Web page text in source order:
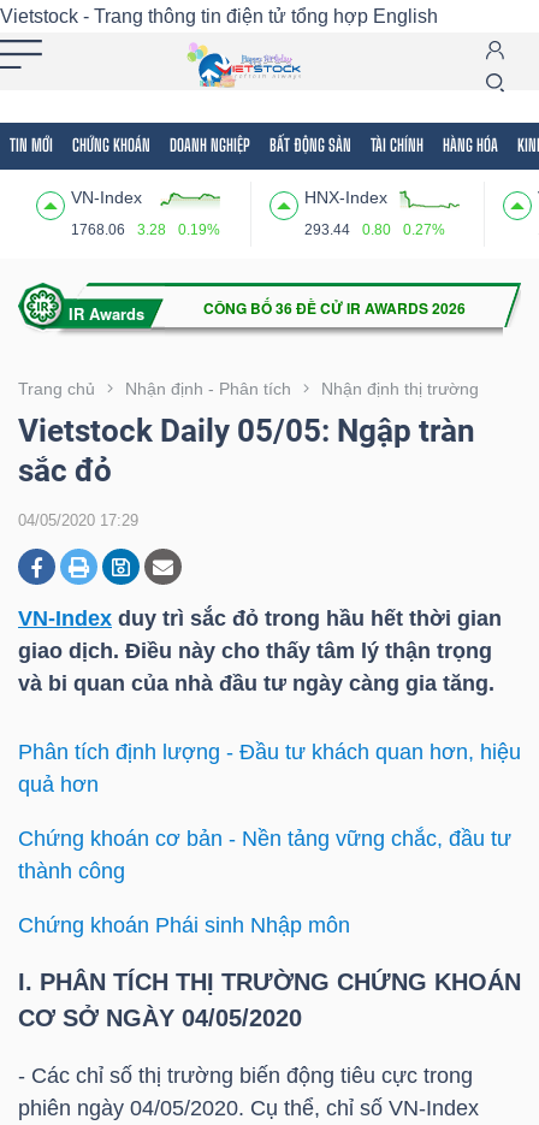
Vietstock - Trang thông tin điện tử tổng hợp English
TIN MỚI CHỨNG KHOÁN DOANH NGHIỆP BẤT ĐỘNG SẢN TÀI CHÍNH HÀNG HÓA
VN-Index
1768.06 3.28 0.19%
HNX-Index
293.44 0.80 0.27%
Trang chủ Nhận định - Phân tích Nhận định thị trường
Vietstock Daily 05/05: Ngập tràn
sắc đỏ
04/05/2020 17:29
VN-Index duy trì sắc đỏ trong hầu hết thời gian
giao dịch. Điều này cho thấy tâm lý thận trọng
và bi quan của nhà đầu tư ngày càng gia tăng.
Phân tích định lượng - Đầu tư khách quan hơn, hiệu
quả hơn
Chứng khoán cơ bản - Nền tảng vững chắc, đầu tư
thành công
Chứng khoán Phái sinh Nhập môn
I. PHÂN TÍCH THỊ TRƯỜNG CHỨNG KHOÁN
CƠ SỞ NGÀY 04/05/2020
- Các chỉ số thị trường biến động tiêu cực trong
phiên ngày 04/05/2020. Cụ thể, chỉ số VN-Index
Tất cả Tính năng Ngành Mã chứng khoán
Tính
(-)
VIETSTOCK
CHỨNG
DOANH
NGHIỆP
SẢN
CHÍNH